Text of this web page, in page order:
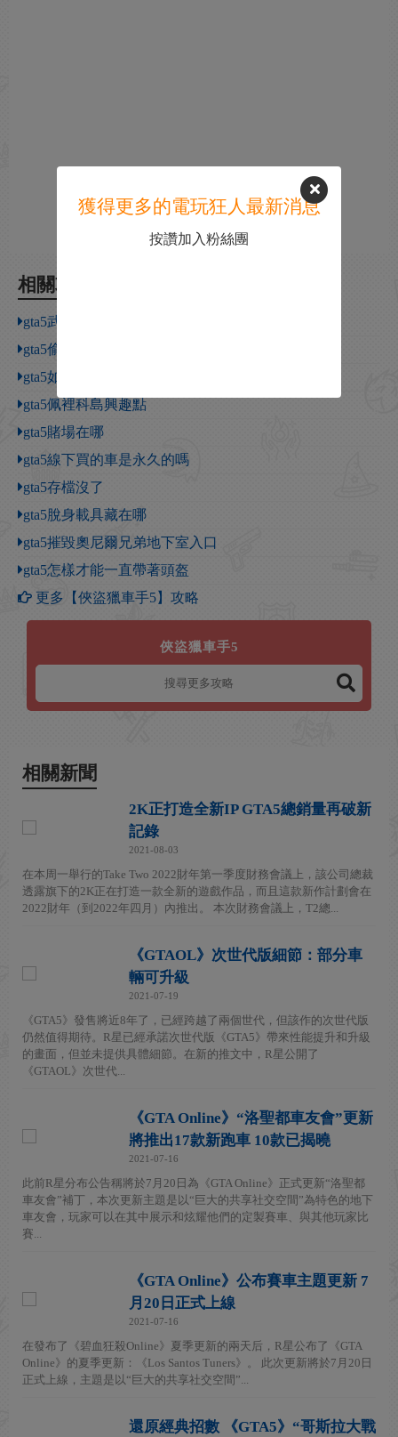
相關攻略
gta5武器作弊碼
gta5偷車刷頂級車方法
gta5如何調出撥號鍵
gta5佩裡科島興趣點
gta5賭場在哪
gta5線下買的車是永久的嗎
gta5存檔沒了
gta5脫身載具藏在哪
gta5摧毀奧尼爾兄弟地下室入口
gta5怎樣才能一直帶著頭盔
更多【俠盜獵車手5】攻略
俠盜獵車手5
相關新聞
2K正打造全新IP GTA5總銷量再破新
記錄
2021-08-03
在本周一舉行的Take Two 2022財年第一季度財務會議上，該公司總裁
透露旗下的2K正在打造一款全新的遊戲作品，而且這款新作計劃會在
2022財年（到2022年四月）內推出。 本次財務會議上，T2總...
《GTAOL》次世代版細節：部分車
輛可升級
2021-07-19
《GTA5》發售將近8年了，已經跨越了兩個世代，但該作的次世代版
仍然值得期待。R星已經承諾次世代版《GTA5》帶來性能提升和升級
的畫面，但並未提供具體細節。在新的推文中，R星公開了
《GTAOL》次世代...
《GTA Online》“洛聖都車友會”更新
將推出17款新跑車 10款已揭曉
2021-07-16
此前R星分布公告稱將於7月20日為《GTA Online》正式更新“洛聖都
車友會”補丁，本次更新主題是以“巨大的共享社交空間”為特色的地下
車友會，玩家可以在其中展示和炫耀他們的定製賽車、與其他玩家比
賽...
《GTA Online》公布賽車主題更新 7
月20日正式上線
2021-07-16
在發布了《碧血狂殺Online》夏季更新的兩天后，R星公布了《GTA
Online》的夏季更新：《Los Santos Tuners》。 此次更新將於7月20日
正式上線，主題是以“巨大的共享社交空間”...
還原經典招數 《GTA5》“哥斯拉大戰
獲得更多的電玩狂人最新消息
按讚加入粉絲團